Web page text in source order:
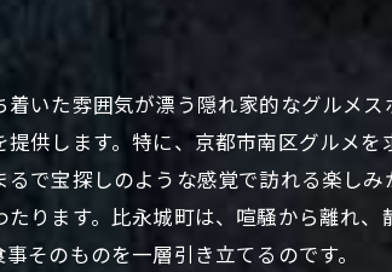
いた雰囲気が漂う隠れ家的なグルメ
供します。特に、京都市南区グルメ
で宝探しのような感覚で訪れる楽し
ります。比永城町は、喧騒から離れ
そのものを一層引き立てるのです。